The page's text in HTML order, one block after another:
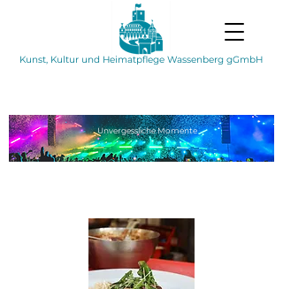
Kunst, Kultur und Heimatpflege Wassenberg gGmbH
UnvergesslicheMomente